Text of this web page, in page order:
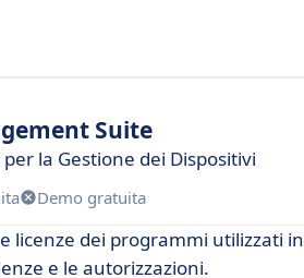
Suite
la Gestione dei Dispositivi
Demo gratuita
licenze dei programmi utilizzati in
e le autorizzazioni.